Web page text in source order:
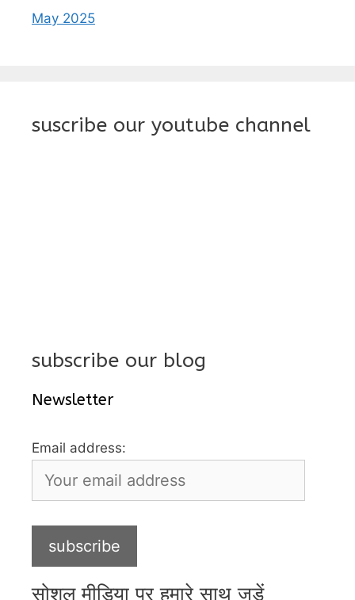
May 2025
suscribe our youtube channel
subscribe our blog
Newsletter
Email address:
सोशल मीडिया पर हमारे साथ जुड़ें